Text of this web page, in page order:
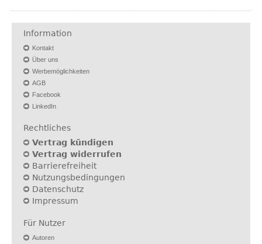
Information
Kontakt
Über uns
Werbemöglichkeiten
AGB
Facebook
LinkedIn
Rechtliches
Vertrag kündigen
Vertrag widerrufen
Barrierefreiheit
Nutzungsbedingungen
Datenschutz
Impressum
Für Nutzer
Autoren